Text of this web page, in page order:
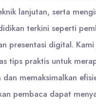
lanjutan, serta
terkini seperti
presentasi digital.
tips praktis untuk
dan memaksimalkan
pembaca dapat